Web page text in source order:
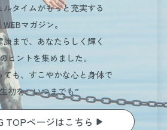
ルタイムがもっと充実する
WEBマガジン。
康まで、あなたらしく輝く
ヒントを集めました。
ても、すこやかな心と身体で
初を、いつまでも”
TOPページはこちら